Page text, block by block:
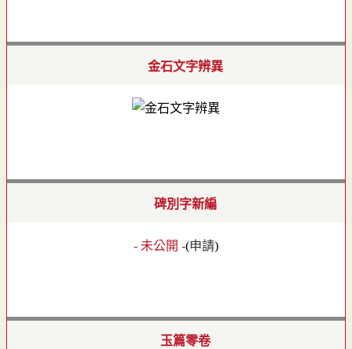
金石文字辨異
碑別字新編
- 未公開 -(申請)
玉篇零卷